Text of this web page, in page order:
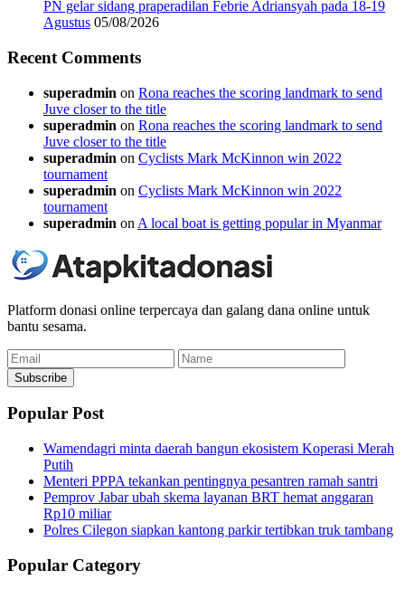
PN gelar sidang praperadilan Febrie Adriansyah pada 18-19
Agustus 05/08/2026
Recent Comments
superadmin on Rona reaches the scoring landmark to send
Juve closer to the title
superadmin on Rona reaches the scoring landmark to send
Juve closer to the title
superadmin on Cyclists Mark McKinnon win 2022
tournament
superadmin on Cyclists Mark McKinnon win 2022
tournament
superadmin on A local boat is getting popular in Myanmar
Platform donasi online terpercaya dan galang dana online untuk
bantu sesama.
Email
Name
Subscribe
Popular Post
Wamendagri minta daerah bangun ekosistem Koperasi Merah
Putih
Menteri PPPA tekankan pentingnya pesantren ramah santri
Pemprov Jabar ubah skema layanan BRT hemat anggaran
Rp10 miliar
Polres Cilegon siapkan kantong parkir tertibkan truk tambang
Popular Category